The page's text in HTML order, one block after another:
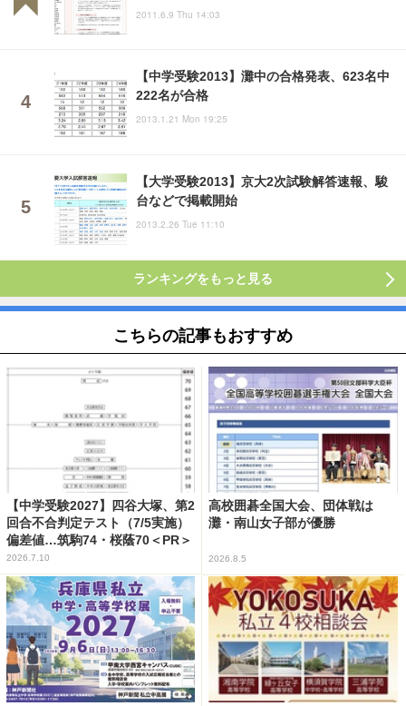
2011.6.9 Thu 14:03
【中学受験2013】灘中の合格発表、623名中
222名が合格
2013.1.21 Mon 19:25
【大学受験2013】京大2次試験解答速報、駿
台などで掲載開始
2013.2.26 Tue 11:10
ランキングをもっと見る
こちらの記事もおすすめ
【中学受験2027】四谷大塚、第2
回合不合判定テスト（7/5実施）
偏差値…筑駒74・桜蔭70＜PR＞
2026.7.10
高校囲碁全国大会、団体戦は
灘・南山女子部が優勝
2026.8.5